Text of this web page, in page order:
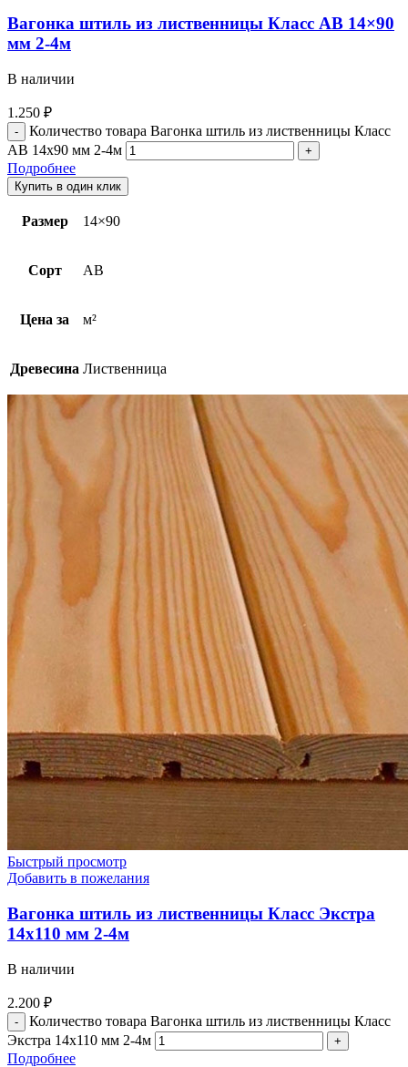
Вагонка штиль из лиственницы Класс АВ 14×90
мм 2-4м
В наличии
1.250 ₽
Количество товара Вагонка штиль из лиственницы Класс
АВ 14x90 мм 2-4м
Подробнее
Купить в один клик
Размер 14×90
Сорт AB
Цена за м²
Древесина Лиственница
Быстрый просмотр
Добавить в пожелания
Вагонка штиль из лиственницы Класс Экстра
14х110 мм 2-4м
В наличии
2.200 ₽
Количество товара Вагонка штиль из лиственницы Класс
Экстра 14х110 мм 2-4м
Подробнее